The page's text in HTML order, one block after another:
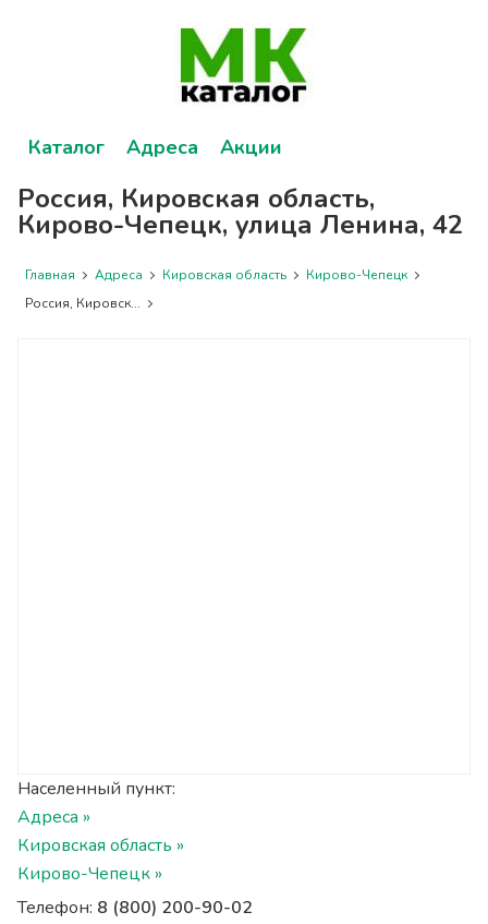
Каталог Адреса Акции
Россия, Кировская область,
Кирово-Чепецк, улица Ленина, 42
Главная Адреса Кировская область
Кирово-Чепецк
Россия, Кировск...
Населенный пункт:
Адреса »
Кировская область »
Кирово-Чепецк »
Телефон: 8 (800) 200-90-02